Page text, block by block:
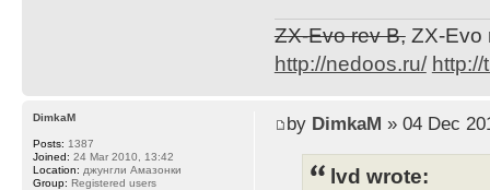
ZX-Evo rev B,ZX-Evo
http://nedoos.ru/
by DimkaM » 04 Dec
lvd wrote:
DimkaM
Posts: 1387
Joined: 24 Mar 2010, 13:42
Location: джунгли Амазонки
Group: Registered users